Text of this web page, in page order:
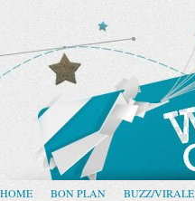
HOME BON PLAN BUZZ/VIRALE